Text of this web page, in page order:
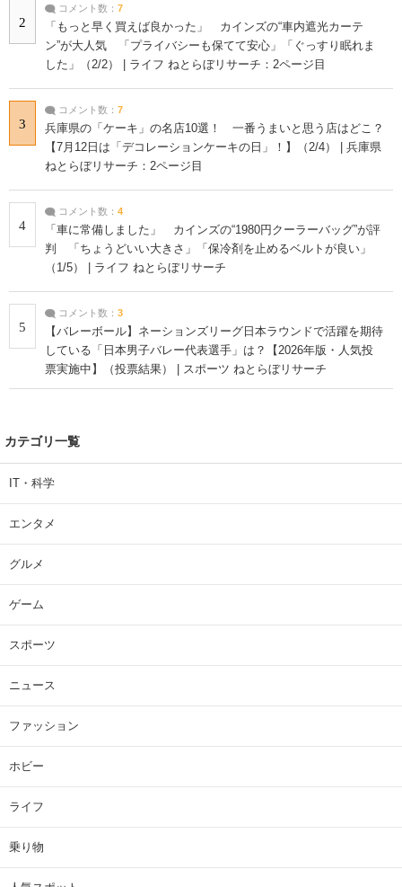
2
コメント数： 7
「もっと早く買えば良かった」 カインズの“車内遮光カーテ
ン”が大人気 「プライバシーも保てて安心」「ぐっすり眠れま
した」（2/2） | ライフ ねとらぼリサーチ：2ページ目
3
コメント数： 7
兵庫県の「ケーキ」の名店10選！ 一番うまいと思う店はどこ？
【7月12日は「デコレーションケーキの日」！】（2/4） | 兵庫県
ねとらぼリサーチ：2ページ目
4
コメント数： 4
「車に常備しました」 カインズの“1980円クーラーバッグ”が評
判 「ちょうどいい大きさ」「保冷剤を止めるベルトが良い」
（1/5） | ライフ ねとらぼリサーチ
5
コメント数： 3
【バレーボール】ネーションズリーグ日本ラウンドで活躍を期待
している「日本男子バレー代表選手」は？【2026年版・人気投
票実施中】（投票結果） | スポーツ ねとらぼリサーチ
カテゴリ一覧
IT・科学
エンタメ
グルメ
ゲーム
スポーツ
ニュース
ファッション
ホビー
ライフ
乗り物